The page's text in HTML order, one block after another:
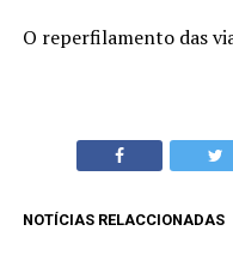
O reperfilamento das
NOTÍCIAS RELACCIONADAS